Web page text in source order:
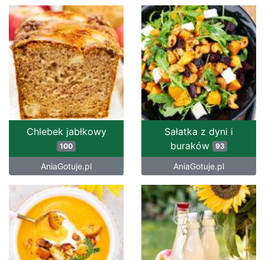
Chlebek jabłkowy
100
AniaGotuje.pl
Sałatka z dyni i
buraków
93
AniaGotuje.pl